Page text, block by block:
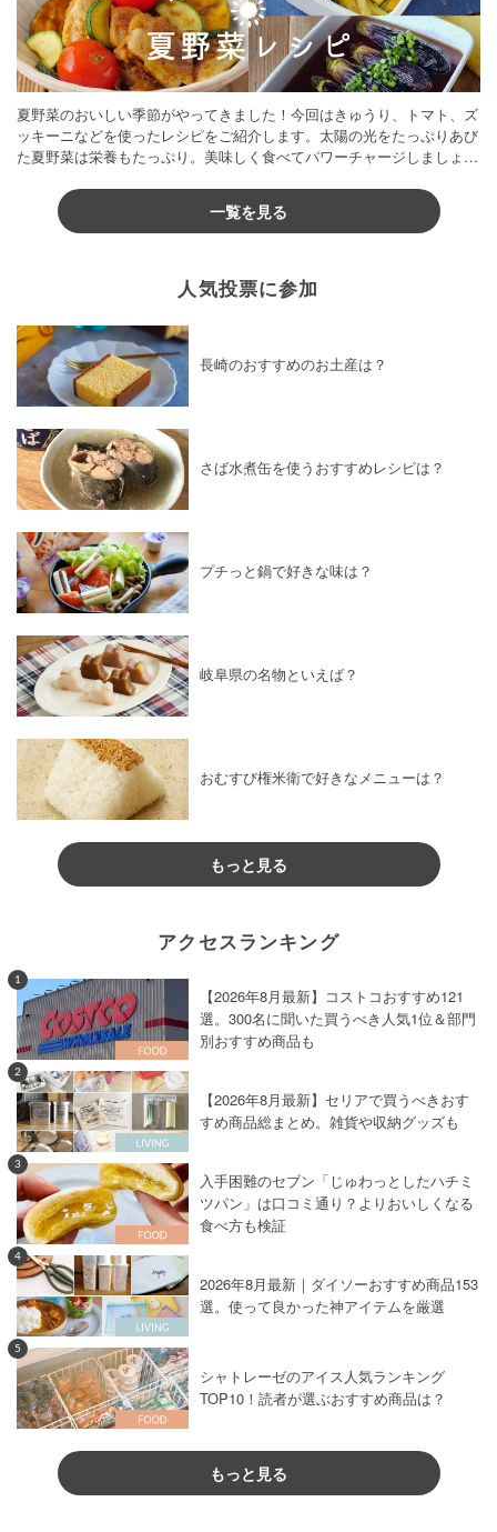
夏野菜のおいしい季節がやってきました！今回はきゅうり、トマト、ズ
ッキーニなどを使ったレシピをご紹介します。太陽の光をたっぷりあび
た夏野菜は栄養もたっぷり。美味しく食べてパワーチャージしましょう
一覧を見る
人気投票に参加
長崎のおすすめのお土産は？
さば水煮缶を使うおすすめレシピは？
プチっと鍋で好きな味は？
岐阜県の名物といえば？
おむすび権米衛で好きなメニューは？
もっと見る
アクセスランキング
1
【2026年8月最新】コストコおすすめ121
選。300名に聞いた買うべき人気1位＆部門
別おすすめ商品も
2
【2026年8月最新】セリアで買うべきおす
すめ商品総まとめ。雑貨や収納グッズも
3
入手困難のセブン「じゅわっとしたハチミ
ツパン」は口コミ通り？よりおいしくなる
食べ方も検証
4
2026年8月最新｜ダイソーおすすめ商品153
選。使って良かった神アイテムを厳選
5
シャトレーゼのアイス人気ランキング
TOP10！読者が選ぶおすすめ商品は？
もっと見る